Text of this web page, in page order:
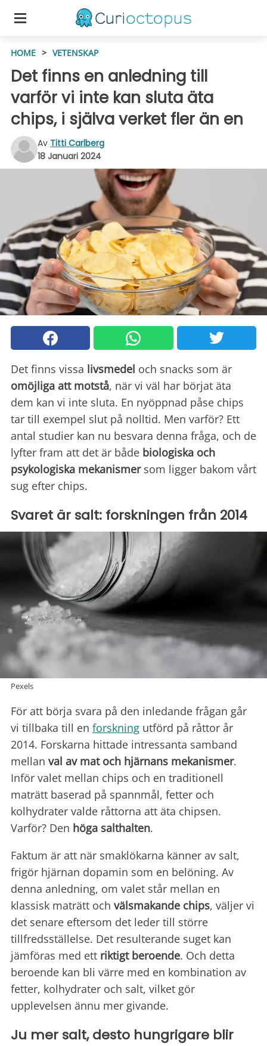
HOME > VETENSKAP
Det finns en anledning till
varför vi inte kan sluta äta
chips, i själva verket fler än en
Av Titti Carlberg
18 Januari 2024
Det finns vissa livsmedel och snacks som är
omöjliga att motstå, när vi väl har börjat äta
dem kan vi inte sluta. En nyöppnad påse chips
tar till exempel slut på nolltid. Men varför? Ett
antal studier kan nu besvara denna fråga, och de
lyfter fram att det är både biologiska och
psykologiska mekanismersom ligger bakom vårt
sug efter chips.
Svaret är salt: forskningen från 2014
Pexels
För att börja svara på den inledande frågan går
vi tillbaka till en forskning utförd på råttor år
2014. Forskarna hittade intressanta samband
mellan val av mat och hjärnans mekanismer.
Inför valet mellan chips och en traditionell
maträtt baserad på spannmål, fetter och
kolhydrater valde råttorna att äta chipsen.
Varför? Den höga salthalten.
Faktum är att när smaklökarna känner av salt,
frigör hjärnan dopamin som en belöning. Av
denna anledning, om valet står mellan en
klassisk maträtt och välsmakande chips, väljer vi
det senare eftersom det leder till större
tillfredsställelse. Det resulterande suget kan
jämföras med ett riktigt beroende. Och detta
beroende kan bli värre med en kombination av
fetter, kolhydrater och salt, vilket gör
upplevelsen ännu mer givande.
Ju mer salt, desto hungrigare blir